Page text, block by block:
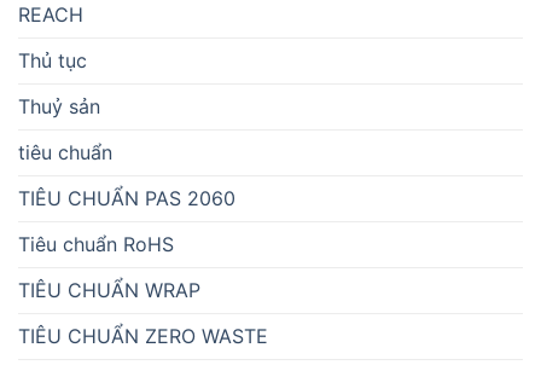
REACH
Thủ tục
Thuỷ sản
tiêu chuẩn
TIÊU CHUẨN PAS 2060
Tiêu chuẩn RoHS
TIÊU CHUẨN WRAP
TIÊU CHUẨN ZERO WASTE